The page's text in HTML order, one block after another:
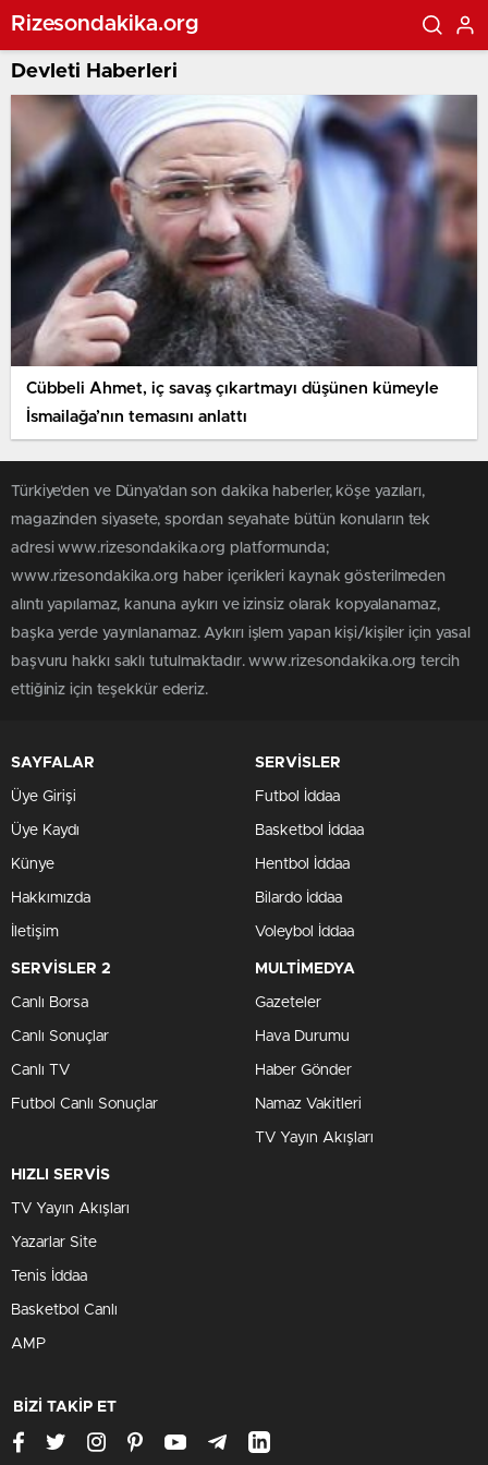
Rizesondakika.org
Devleti Haberleri
Cübbeli Ahmet, iç savaş çıkartmayı düşünen kümeyle
İsmailağa’nın temasını anlattı
Türkiye'den ve Dünya’dan son dakika haberler, köşe yazıları,
magazinden siyasete, spordan seyahate bütün konuların tek
adresi www.rizesondakika.org platformunda;
www.rizesondakika.org haber içerikleri kaynak gösterilmeden
alıntı yapılamaz, kanuna aykırı ve izinsiz olarak kopyalanamaz,
başka yerde yayınlanamaz. Aykırı işlem yapan kişi/kişiler için yasal
başvuru hakkı saklı tutulmaktadır. www.rizesondakika.org tercih
ettiğiniz için teşekkür ederiz.
SAYFALAR
Üye Girişi
Üye Kaydı
Künye
Hakkımızda
İletişim
SERVİSLER
Futbol İddaa
Basketbol İddaa
Hentbol İddaa
Bilardo İddaa
Voleybol İddaa
SERVİSLER 2
Canlı Borsa
Canlı Sonuçlar
Canlı TV
Futbol Canlı Sonuçlar
MULTİMEDYA
Gazeteler
Hava Durumu
Haber Gönder
Namaz Vakitleri
TV Yayın Akışları
HIZLI SERVİS
TV Yayın Akışları
Yazarlar Site
Tenis İddaa
Basketbol Canlı
AMP
BİZİ TAKİP ET